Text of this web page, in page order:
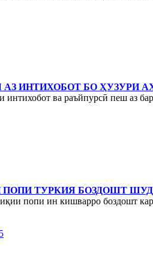
ИНТИХОБОТ БО ҲУЗУРИ
ва раъйпурсӣ пеш аз
ПОПИ ТУРКИЯ БОЗДОШТ ШУД
попи ин кишварро боздошт